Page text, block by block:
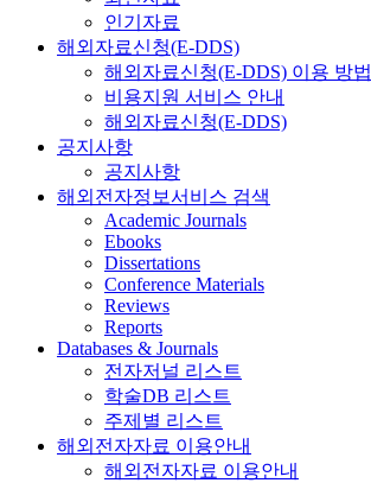
인기자료
해외자료신청(E-DDS)
해외자료신청(E-DDS) 이용 방법
비용지원 서비스 안내
해외자료신청(E-DDS)
공지사항
공지사항
해외전자정보서비스 검색
Academic Journals
Ebooks
Dissertations
Conference Materials
Reviews
Reports
Databases & Journals
전자저널 리스트
학술DB 리스트
주제별 리스트
해외전자자료 이용안내
해외전자자료 이용안내